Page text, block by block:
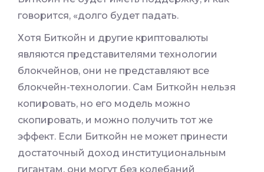
говорится, «долго будет падать.
Хотя Биткойн и другие криптовалюты
являются представителями технологии
блокчейнов, они не представляют все
блокчейн-технологии. Сам Биткойн нельзя
копировать, но его модель можно
скопировать, и можно получить тот же
эффект. Если Биткойн не может принести
достаточный доход институциональным
гигантам, они могут без колебаний